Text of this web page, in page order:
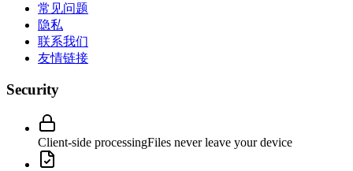
常见问题
隐私
联系我们
友情链接
Security
Client-side processingFiles never leave your device